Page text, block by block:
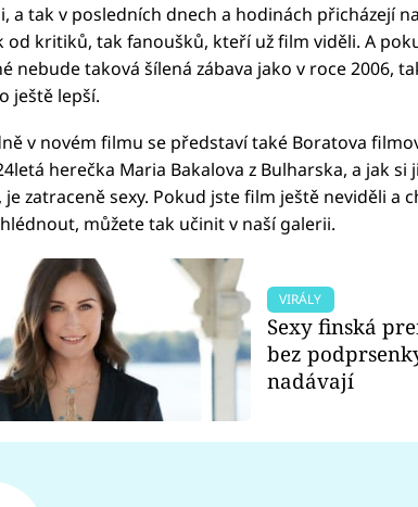
a tak v posledních dnech a hodinách přicházejí
od kritiků, tak fanoušků, kteří už film viděli. A
nebude taková šílená zábava jako v roce 2006,
ještě lepší.
v novém filmu se představí také Boratova
herečka Maria Bakalova z Bulharska, a jak si
zatraceně sexy. Pokud jste film ještě neviděli a
můžete tak učinit v naší galerii.
VIRÁLY
Sexy finská
bez
nadávají